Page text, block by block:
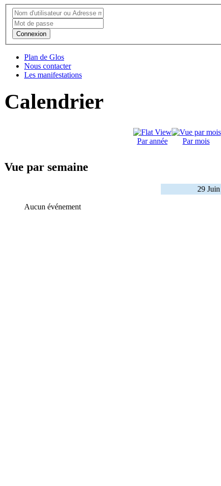
Connexion
Plan de Glos
Nous contacter
Les manifestations
Calendrier
Par année Par mois
Vue par semaine
29
Aucun événement